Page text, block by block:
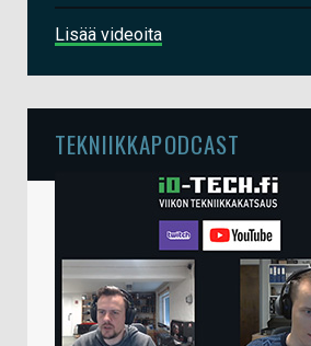
Lisää videoita
TEKNIIKKAPODCAST